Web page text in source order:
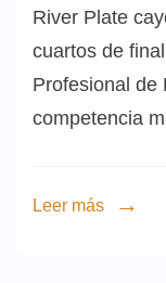
River Plate
cuartos de
Profesional de
competencia
Leer más